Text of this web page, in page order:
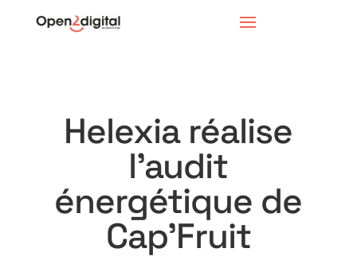
Helexia réalise
l’audit
énergétique de
Cap’Fruit